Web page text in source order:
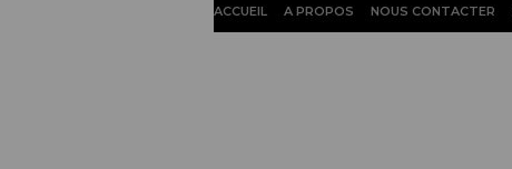
ACCUEIL A PROPOS NOUS CONTACTER